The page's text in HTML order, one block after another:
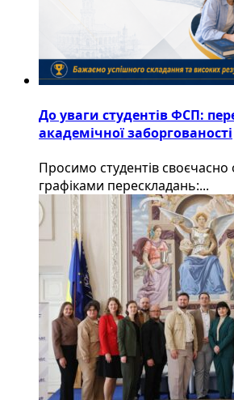
До уваги студентів ФСП:
академічної заборгованості
Просимо студентів
графіками перескладань:...